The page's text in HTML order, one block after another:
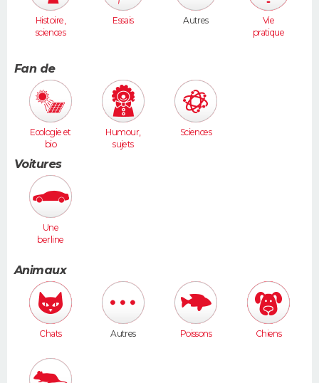
Histoire,
sciences
Essais Autres
Vie
pratique
Fan de
Ecologie et
bio
Humour,
sujets
Sciences
Voitures
Une
berline
Animaux
Chats Autres Poissons Chiens